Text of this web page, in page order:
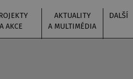
A AKCE
AKTUALITY
A MULTIMÉDIA
DALŠÍ